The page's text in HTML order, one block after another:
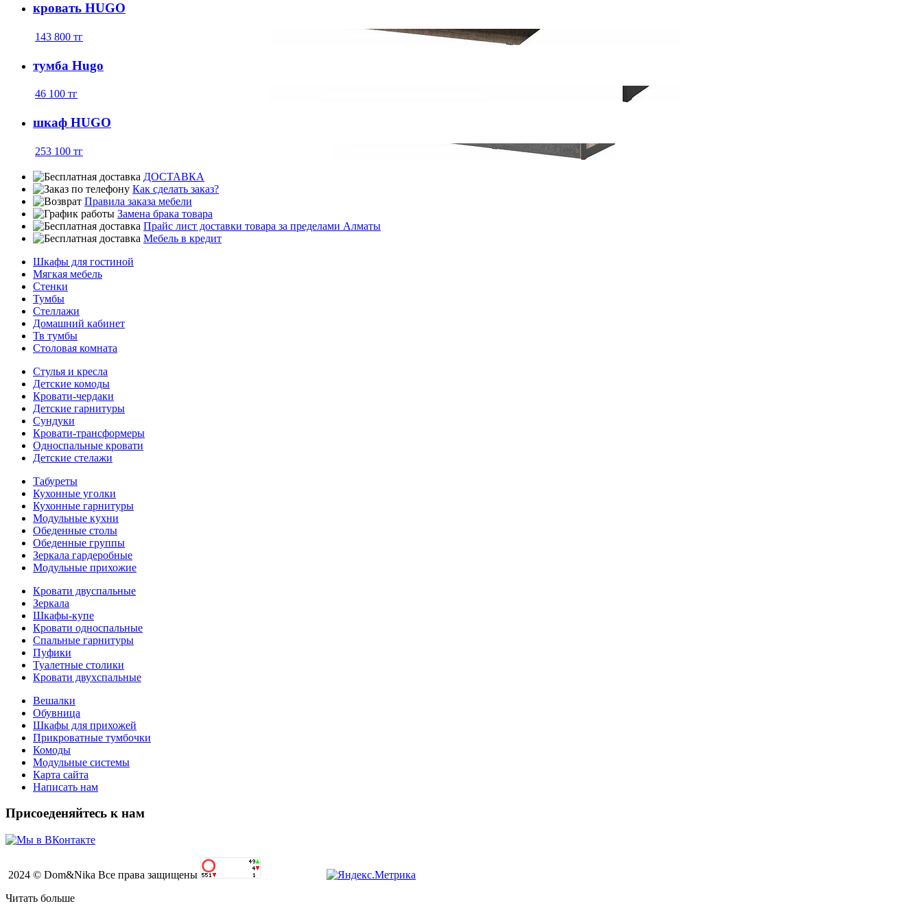
кровать HUGO
143 800 тг
тумба Hugo
46 100 тг
шкаф HUGO
253 100 тг
ДОСТАВКА
Как сделать заказ?
Правила заказа мебели
Замена брака товара
Прайс лист доставки товара за пределами Алматы
Мебель в кредит
Шкафы для гостиной
Мягкая мебель
Стенки
Тумбы
Стеллажи
Домашний кабинет
Тв тумбы
Столовая комната
Стулья и кресла
Детские комоды
Кровати-чердаки
Детские гарнитуры
Сундуки
Кровати-трансформеры
Односпальные кровати
Детские стелажи
Табуреты
Кухонные уголки
Кухонные гарнитуры
Модульные кухни
Обеденные столы
Обеденные группы
Зеркала гардеробные
Модульные прихожие
Кровати двуспальные
Зеркала
Шкафы-купе
Кровати односпальные
Спальные гарнитуры
Пуфики
Туалетные столики
Кровати двухспальные
Вешалки
Обувница
Шкафы для прихожей
Прикроватные тумбочки
Комоды
Модульные системы
Карта сайта
Написать нам
Присоеденяйтесь к нам
2024 © Dom&Nika Все права защищены
Читать больше